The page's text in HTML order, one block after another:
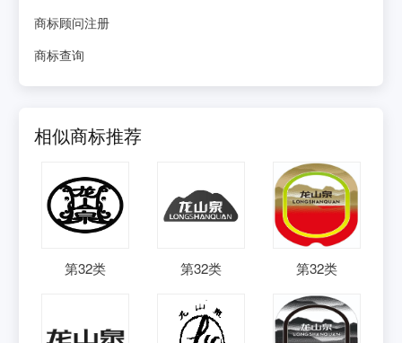
商标顾问注册
商标查询
相似商标推荐
第32类 第32类 第32类